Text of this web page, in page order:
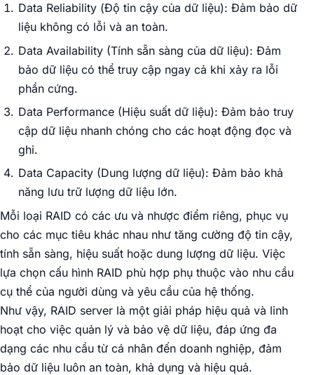
Data Reliability (Độ tin cậy của dữ liệu): Đảm bảo dữ
liệu không có lỗi và an toàn.
Data Availability (Tính sẵn sàng của dữ liệu): Đảm
bảo dữ liệu có thể truy cập ngay cả khi xảy ra lỗi
phần cứng.
Data Performance (Hiệu suất dữ liệu): Đảm bảo truy
cập dữ liệu nhanh chóng cho các hoạt động đọc và
ghi.
Data Capacity (Dung lượng dữ liệu): Đảm bảo khả
năng lưu trữ lượng dữ liệu lớn.
Mỗi loại RAID có các ưu và nhược điểm riêng, phục vụ
cho các mục tiêu khác nhau như tăng cường độ tin cậy,
tính sẵn sàng, hiệu suất hoặc dung lượng dữ liệu. Việc
lựa chọn cấu hình RAID phù hợp phụ thuộc vào nhu cầu
cụ thể của người dùng và yêu cầu của hệ thống.
Như vậy, RAID server là một giải pháp hiệu quả và linh
hoạt cho việc quản lý và bảo vệ dữ liệu, đáp ứng đa
dạng các nhu cầu từ cá nhân đến doanh nghiệp, đảm
bảo dữ liệu luôn an toàn, khả dụng và hiệu quả.